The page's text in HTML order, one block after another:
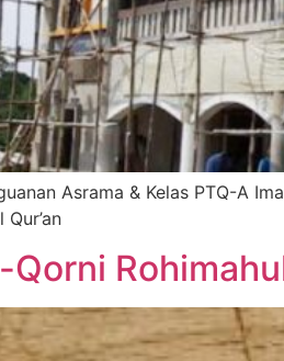
Asrama & Kelas PTQ-A
Qorni